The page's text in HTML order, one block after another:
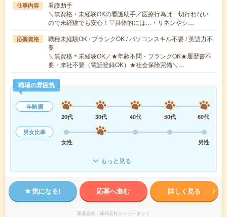
仕事内容
看護助手
＼無資格・未経験OKの看護助手／医療行為は一切行わない
ので未経験でも安心！▽具体的には…・リネンやシ…
応募資格
職種未経験OK / ブランクOK / パソコンスキル不要 / 英語力不
要
＼無資格＊未経験OK／★年齢不問・ブランクOK★履歴書不
要・来社不要（電話登録OK）★社会保険完備＼…
職場の雰囲気
年齢層
20代
30代 40代 50代
60代
男女比率
女性
男性
もっと見る
気になる! 応募へ進む 詳しく見る
派遣会社 株式会社ニッソーネット